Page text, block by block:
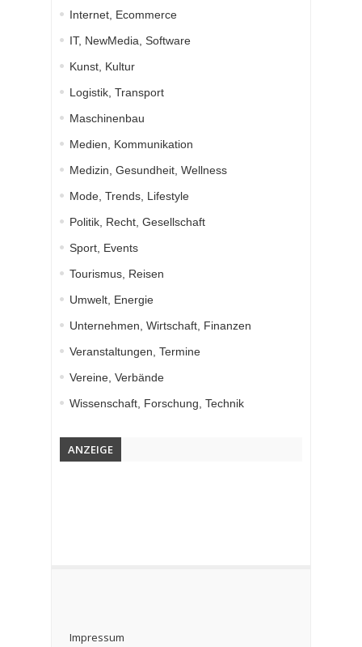
Internet, Ecommerce
IT, NewMedia, Software
Kunst, Kultur
Logistik, Transport
Maschinenbau
Medien, Kommunikation
Medizin, Gesundheit, Wellness
Mode, Trends, Lifestyle
Politik, Recht, Gesellschaft
Sport, Events
Tourismus, Reisen
Umwelt, Energie
Unternehmen, Wirtschaft, Finanzen
Veranstaltungen, Termine
Vereine, Verbände
Wissenschaft, Forschung, Technik
ANZEIGE
Impressum